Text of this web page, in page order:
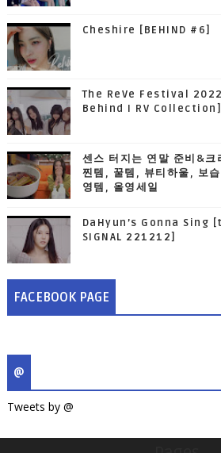
Cheshire [BEHIND #6]
The ReVe Festival
Behind I RV Collection]
센스 터지는 연말 준비&
찐템, 꿀템, 뷰티하울, 보
영템, 올영세일
DaHyun’s Gonna Sing
SIGNAL 221212]
FACEBOOK PAGE
@
Tweets by @